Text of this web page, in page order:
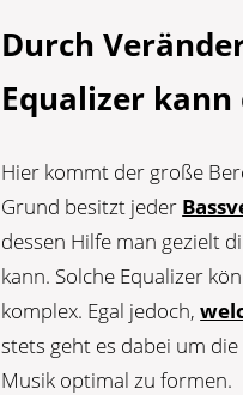
Durch
Equalizer
Hier kommt der große
Grund besitzt jeder
dessen Hilfe man gezielt
kann. Solche Equalizer
komplex. Egal jedoch,
stets geht es dabei um
Musik optimal zu formen.